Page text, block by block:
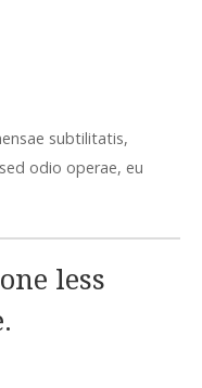
subtilitatis,
odio operae, eu
less